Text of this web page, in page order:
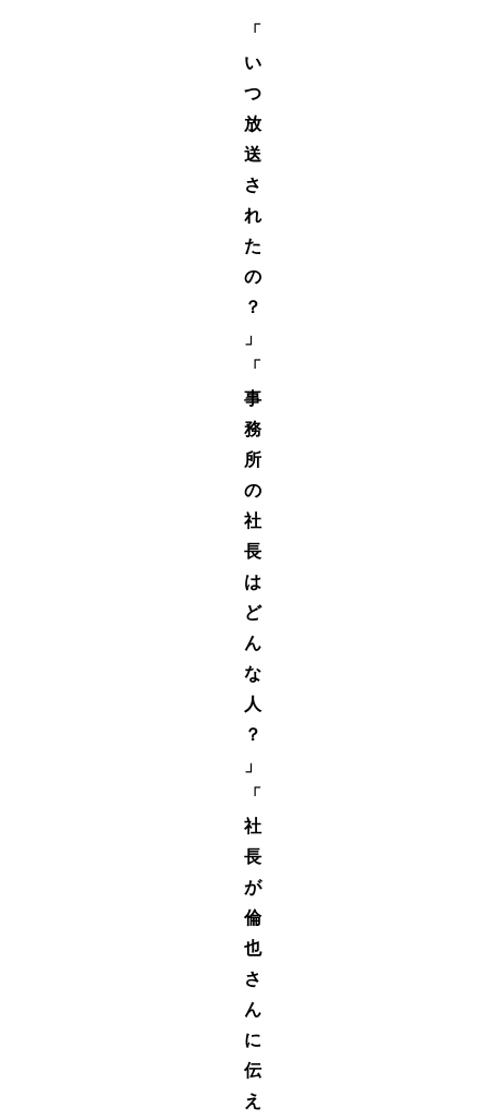
「
い
つ
放
送
さ
れ
た
の
？
」
「
事
務
所
の
社
長
は
ど
ん
な
人
？
」
「
社
長
が
倫
也
さ
ん
に
伝
え